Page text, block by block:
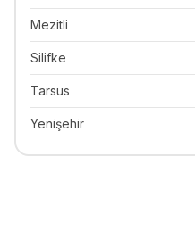
Mezitli
Silifke
Tarsus
Yenişehir